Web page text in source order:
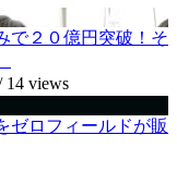
で２０億円突破！そ
14 views
ゼロフィールドが販